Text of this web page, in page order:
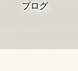
ブログ